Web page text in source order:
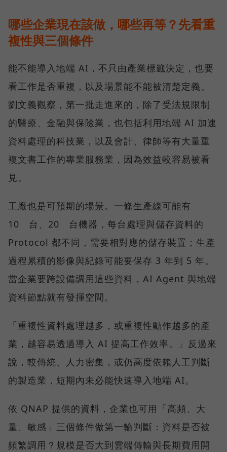
哪些企業現在該做，哪些再等？先看重
複性與三個條件
能不能導入地端 AI，不只由產業標籤決定，也要
看工作是否重複，以及場景能不能被清楚定義。
劉文義觀察，第一批走進來的，除了受法規限制
的醫療、金融與保險業，也包括利用地端 AI 加速
資料處理的科技業，以及會計、律師等有大量重
複文書工作的專業服務業，因為效益較容易被看
見。
工廠也是可預期的場景。一條生產線可能有
10 台、20 台機器，每台處理與儲存資料的
Protocol 都不同，需要相對應的儲存裝置；生產
過程累積的影像與紀錄可能要保存 3 年到 5 年。
當企業要跨設備調用這些資料，AI Agent 與地端
資料節點就有發揮空間。
「重複性資料處理越多，或重複性動作越多的產
業，越容易透過導入 AI 提高工作效率。」反過來
說，較傳統、人力密集，或仍高度依賴人工判斷
的製造業，短期內未必能快速導入地端 AI。
依 QNAP 提供的資料，企業也可用「高頻、大
量、敏感」三個條件做第一輪判斷：資料是否被
頻繁調用？規模是否大到雲端傳輸與長期費用開